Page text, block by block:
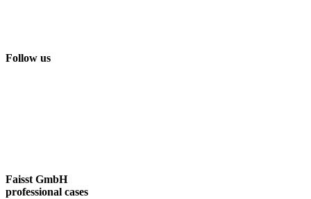
Follow us
Faisst GmbH
professional cases